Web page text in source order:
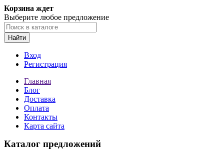
Корзина ждет
Выберите любое предложение
Найти
Вход
Регистрация
Главная
Блог
Доставка
Оплата
Контакты
Карта сайта
Каталог предложений